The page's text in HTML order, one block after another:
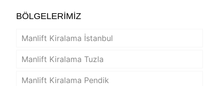
BÖLGELERİMİZ
Manlift Kiralama İstanbul
Manlift Kiralama Tuzla
Manlift Kiralama Pendik